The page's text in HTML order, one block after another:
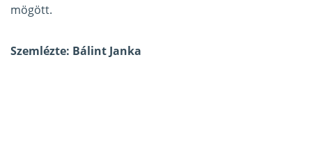
mögött.
Szemlézte: Bálint Janka